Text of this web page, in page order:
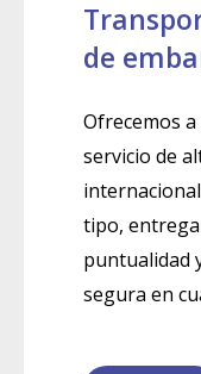
de
Ofrecemos
servicio de
tipo,
puntualidad
segura en